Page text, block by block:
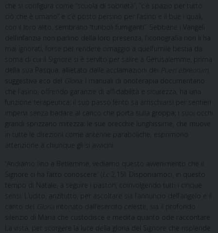
che si configura come “scuola di sobrietà”, “c’è spazio per tutto
ciò che è umano” e c’è posto persino per l’asino e il bue i quali,
con il loro alito, sembrano “turiboli fumiganti”. Sebbene i Vangeli
dell’infanzia non parlino della loro presenza, l’iconografia non li ha
mai ignorati, forse per rendere omaggio a quell’umile bestia da
soma di cui il Signore si è servito per salire a Gerusalemme, prima
della sua Pasqua, allietato dalle acclamazioni dei
suggestiva eco del
Gloria
. I manuali di onoterapia documentano
che l’asino, offrendo garanzie di affidabilità e sicurezza, ha una
funzione terapeutica: il suo passo lento sa arrischiarsi per sentieri
impervi senza badare al carico che porta sulla groppa; i suoi occhi
grandi sprizzano mitezza; le sue orecchie lunghissime, che muove
in tutte le direzioni come antenne paraboliche, esprimono
attenzione a chiunque gli si avvicini.
“Andiamo fino a Betlemme, vediamo questo avvenimento che il
Signore ci ha fatto conoscere” (
2,15). Disponiamoci, in questo
tempo di Natale, a seguire i pastori, coinvolgendo tutti i cinque
sensi. L’udito, anzitutto, per ascoltare sia l’annuncio dell’angelo e il
canto del
Gloria
intonato dall’esercito celeste, sia il profondo
silenzio di Maria che custodisce e medita quanto ode raccontare.
La vista, per scorgere la luce della gloria del Signore che risplende